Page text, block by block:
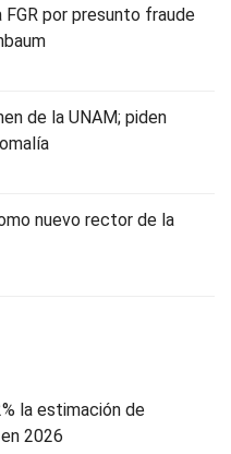
FGR por presunto fraude
de la UNAM; piden
nuevo rector de la
la estimación de
2026